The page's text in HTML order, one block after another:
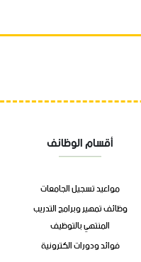
أقسام الوظائف
مواعيد تسجيل الجامعات
وظائف تمهير وبرامج التدريب
المنتهي بالتوظيف
فوائد ودورات الكترونية